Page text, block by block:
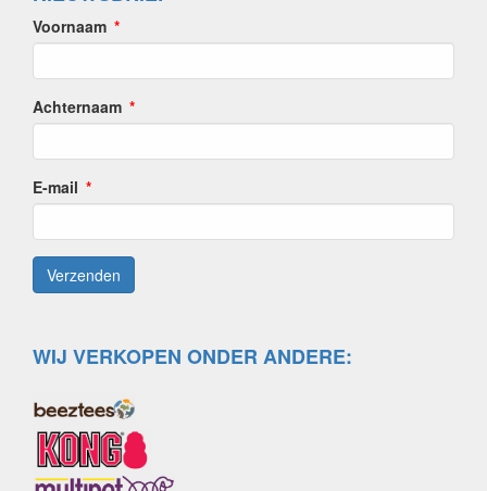
Voornaam
Achternaam
E-mail
WIJ VERKOPEN ONDER ANDERE: